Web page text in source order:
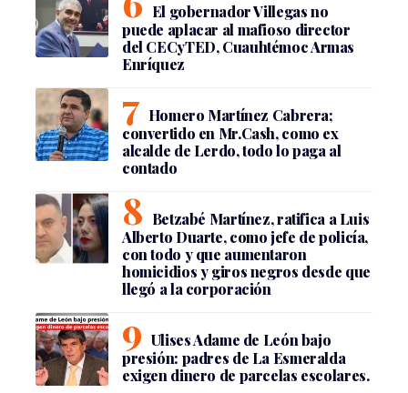
El gobernador Villegas no
puede aplacar al mafioso director
del CECyTED, Cuauhtémoc Armas
Enríquez
Homero Martínez Cabrera;
convertido en Mr.Cash, como ex
alcalde de Lerdo, todo lo paga al
contado
Betzabé Martínez, ratifica a Luis
Alberto Duarte, como jefe de policía,
con todo y que aumentaron
homicidios y giros negros desde que
llegó a la corporación
Ulises Adame de León bajo
presión: padres de La Esmeralda
exigen dinero de parcelas escolares.